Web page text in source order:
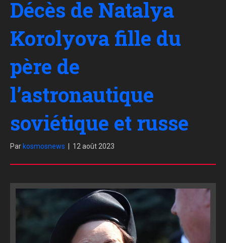
Décès de Natalya
Korolyova fille du
père de
l’astronautique
soviétique et russe
Par kosmosnews 12 août 2023